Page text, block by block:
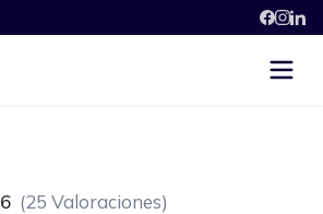
(25 Valoraciones)